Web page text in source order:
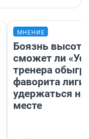
МНЕНИЕ
Боязнь
сможет ли
тренера
фаворита лиги
удержаться
месте